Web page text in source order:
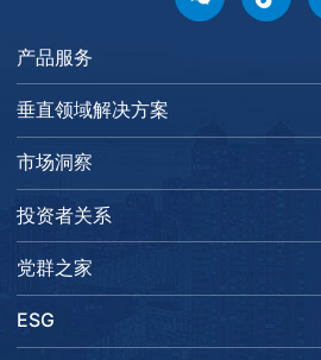
产品服务
垂直领域解决方案
市场洞察
投资者关系
党群之家
ESG